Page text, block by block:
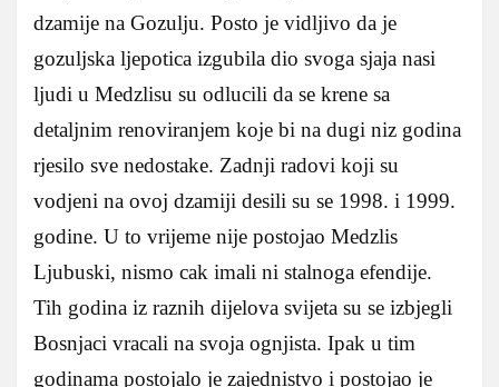
dzamije na Gozulju. Posto je vidljivo da je
gozuljska ljepotica izgubila dio svoga sjaja nasi
ljudi u Medzlisu su odlucili da se krene sa
detaljnim renoviranjem koje bi na dugi niz godina
rjesilo sve nedostake. Zadnji radovi koji su
vodjeni na ovoj dzamiji desili su se 1998. i 1999.
godine. U to vrijeme nije postojao Medzlis
Ljubuski, nismo cak imali ni stalnoga efendije.
Tih godina iz raznih dijelova svijeta su se izbjegli
Bosnjaci vracali na svoja ognjista. Ipak u tim
godinama postojalo je zajednistvo i postojao je